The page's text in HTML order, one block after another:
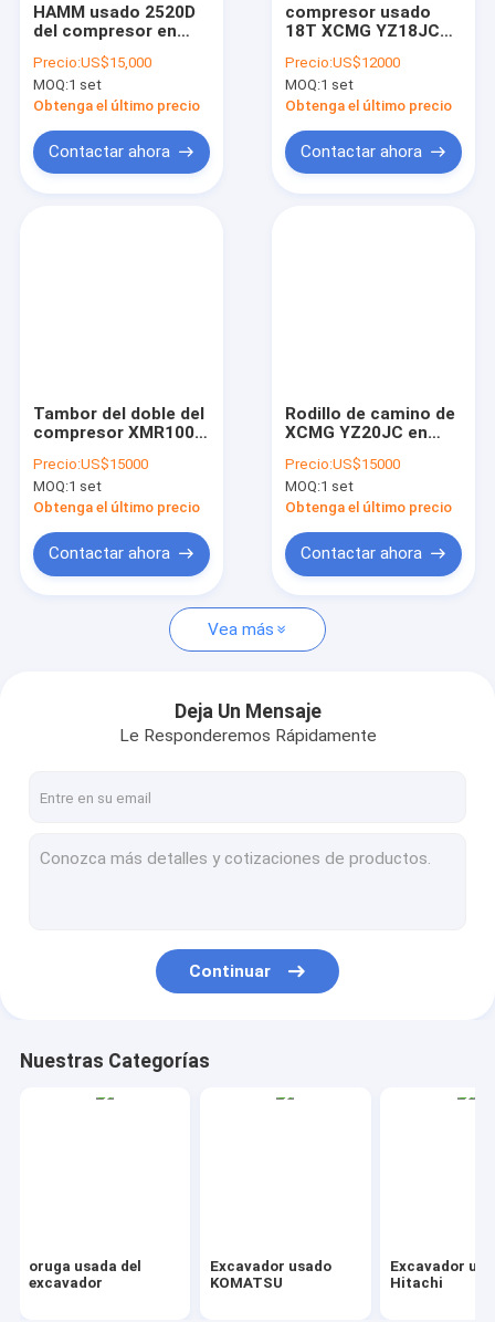
Request A Quote
oruga usada del excavador
Excavador usado KOMATSU
Excavador usado Kobelco
Excavador usado Volvo
carretilla elevadora usada
HAMM usado 2520D
del compresor en
Precio:US$15,000
MOQ:1 set
Obtenga el último precio
Contactar ahora
compresor usado
18T XCMG YZ18JC
Precio:US$12000
MOQ:1 set
Obtenga el último precio
Contactar ahora
Tambor del doble del
compresor XMR100S
Precio:US$15000
MOQ:1 set
Obtenga el último precio
Contactar ahora
Rodillo de camino de
XCMG YZ20JC en
Precio:US$15000
MOQ:1 set
Obtenga el último precio
Contactar ahora
Vea más
Deja Un Mensaje
Le Responderemos Rápidamente
Continuar
Nuestras Categorías
oruga usada del
excavador
Excavador usado
KOMATSU
Excavador
Hitachi